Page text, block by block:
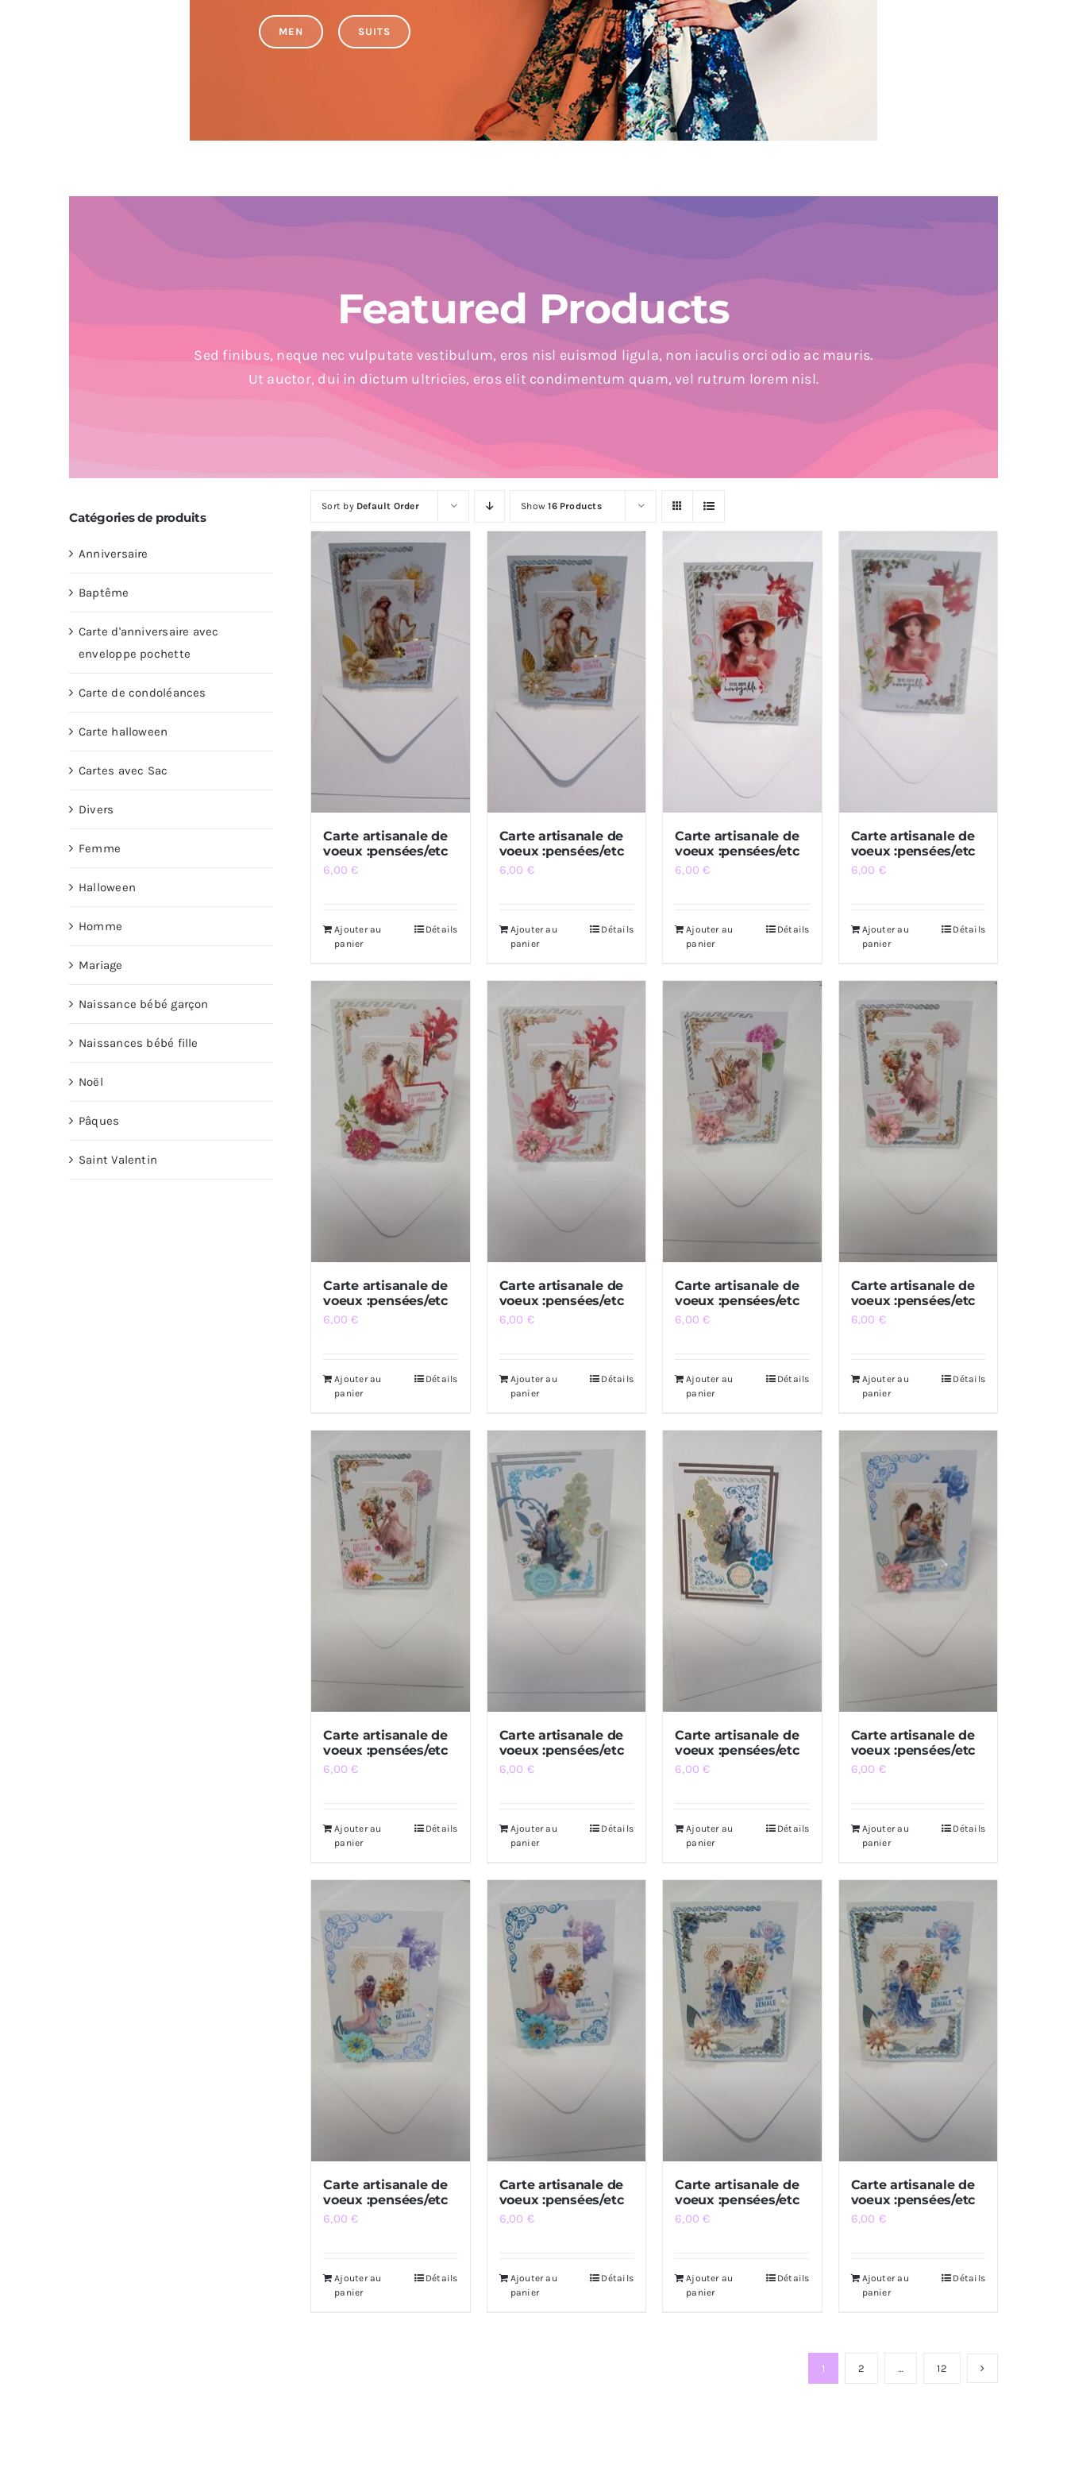
MEN SUITS
Featured Products
Sed finibus, neque nec vulputate vestibulum, eros nisl euismod ligula, non iaculis orci odio ac mauris.
Ut auctor, dui in dictum ultricies, eros elit condimentum quam, vel rutrum lorem nisl.
Catégories de produits
Anniversaire
Baptême
Carte d'anniversaire avec
enveloppe pochette
Carte de condoléances
Carte halloween
Cartes avec Sac
Divers
Femme
Halloween
Homme
Mariage
Naissance bébé garçon
Naissances bébé fille
Noël
Pâques
Saint Valentin
Sort by Default Order Show16 Products
Carte artisanale de
voeux :pensées/etc
6,00€
Ajouter au
panier
Détails
Carte artisanale de
voeux :pensées/etc
6,00 €
Ajouter au
panier
Détails
Carte artisanale de
voeux :pensées/etc
6,00€
Ajouter au
panier
Détails
Carte artisanale de
voeux :pensées/etc
6,00 €
Ajouter au
panier
Détails
Carte artisanale de
voeux :pensées/etc
6,00€
Ajouter au
panier
Détails
Carte artisanale de
voeux :pensées/etc
6,00 €
Ajouter au
panier
Détails
Carte artisanale de
voeux :pensées/etc
6,00€
Ajouter au
panier
Détails
Carte artisanale de
voeux :pensées/etc
6,00 €
Ajouter au
panier
Détails
Carte artisanale de
voeux :pensées/etc
6,00€
Ajouter au
panier
Détails
Carte artisanale de
voeux :pensées/etc
6,00 €
Ajouter au
panier
Détails
Carte artisanale de
voeux :pensées/etc
6,00€
Ajouter au
panier
Détails
Carte artisanale de
voeux :pensées/etc
6,00 €
Ajouter au
panier
Détails
Carte artisanale de
voeux :pensées/etc
6,00€
Ajouter au
panier
Détails
Carte artisanale de
voeux :pensées/etc
6,00 €
Ajouter au
panier
Détails
Carte artisanale de
voeux :pensées/etc
6,00€
Ajouter au
panier
Détails
Carte artisanale de
voeux :pensées/etc
6,00 €
Ajouter au
panier
Détails
1 2 … 12